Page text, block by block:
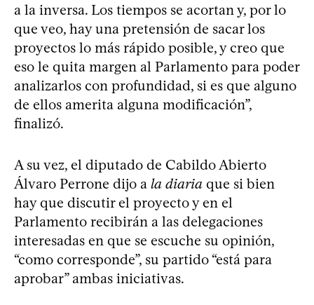
a la inversa. Los tiempos se acortan y, por lo
que veo, hay una pretensión de sacar los
proyectos lo más rápido posible, y creo que
eso le quita margen al Parlamento para poder
analizarlos con profundidad, si es que alguno
de ellos amerita alguna modificación”,
finalizó.
A su vez, el diputado de Cabildo Abierto
Álvaro Perrone dijo a la diaria que si bien
hay que discutir el proyecto y en el
Parlamento recibirán a las delegaciones
interesadas en que se escuche su opinión,
“como corresponde”, su partido “está para
aprobar” ambas iniciativas.